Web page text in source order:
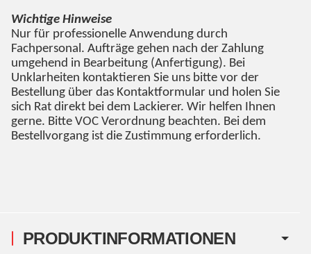
PRODUKTINFORMATIONEN
Wichtige Hinweise
Nur für professionelle Anwendung durch
Fachpersonal. Aufträge gehen nach der Zahlung
umgehend in Bearbeitung (Anfertigung). Bei
Unklarheiten kontaktieren Sie uns bitte vor der
Bestellung über das Kontaktformular und holen Sie
sich Rat direkt bei dem Lackierer. Wir helfen Ihnen
gerne. Bitte VOC Verordnung beachten. Bei dem
Bestellvorgang ist die Zustimmung erforderlich.